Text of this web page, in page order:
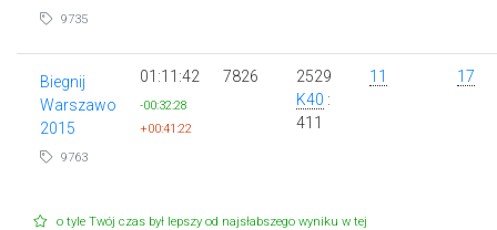
9735
Biegnij
Warszawo
2015
9763
01:11:42
-00:32:28
+00:41:22
7826
2529
K40 :
411
11 17
o tyle Twój czas był lepszy od najsłabszego wyniku w tej